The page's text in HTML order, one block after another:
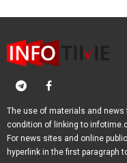
The use of materials and
condition of linking to
For news sites and online
hyperlink in the first paragraph